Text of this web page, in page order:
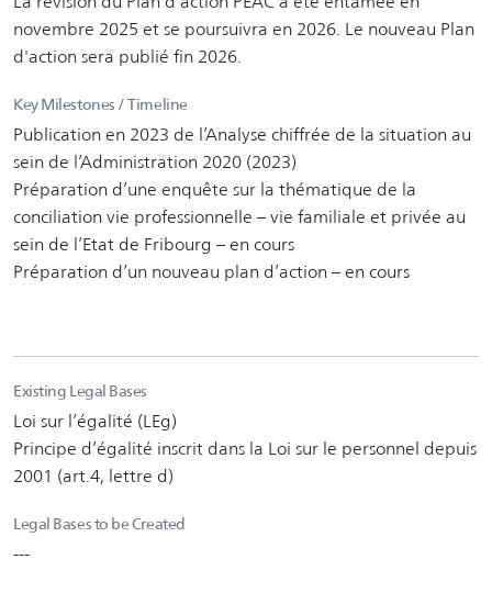
novembre 2025 et se poursuivra en 2026. Le nouveau Plan
d'action sera publié fin 2026.
Key Milestones / Timeline
Publication en 2023 de l’Analyse chiffrée de la situation au
sein de l’Administration 2020 (2023)
Préparation d’une enquête sur la thématique de la
conciliation vie professionnelle – vie familiale et privée au
sein de l’Etat de Fribourg – en cours
Préparation d’un nouveau plan d’action – en cours
Existing Legal Bases
Loi sur l’égalité (LEg)
Principe d’égalité inscrit dans la Loi sur le personnel depuis
2001 (art.4, lettre d)
Legal Bases to be Created
---